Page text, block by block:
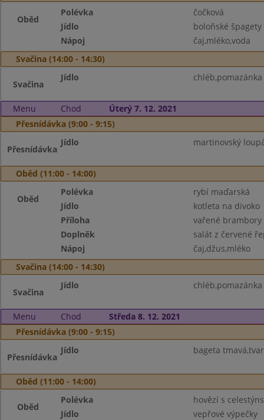
Oběd
Polévka
čočková
Jídlo
boloňské
Nápoj
čaj,mléko,voda
Svačina (14:00 - 14:30)
Svačina
Jídlo
Menu Chod
Úterý 7. 12. 2021
Přesnídávka (9:00 - 9:15)
Přesnídávka
Jídlo martinovský
Oběd (11:00 - 14:00)
Oběd
Polévka
rybí maďarská
Jídlo
kotleta na divoko
Příloha
vařené brambory
Doplněk
salát z červené
Nápoj
čaj,džus,mléko
Svačina (14:00 - 14:30)
Svačina
Jídlo
Menu Chod
Středa 8. 12. 2021
Přesnídávka (9:00 - 9:15)
Přesnídávka
Jídlo bageta
Oběd (11:00 - 14:00)
Oběd
Polévka
hovězí s
Jídlo
vepřové výpečky